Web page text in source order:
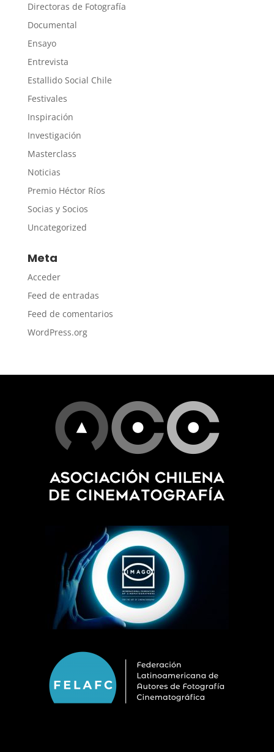
Directoras de Fotografía
Documental
Ensayo
Entrevista
Estallido Social Chile
Festivales
Inspiración
Investigación
Masterclass
Noticias
Premio Héctor Ríos
Socias y Socios
Uncategorized
Meta
Acceder
Feed de entradas
Feed de comentarios
WordPress.org